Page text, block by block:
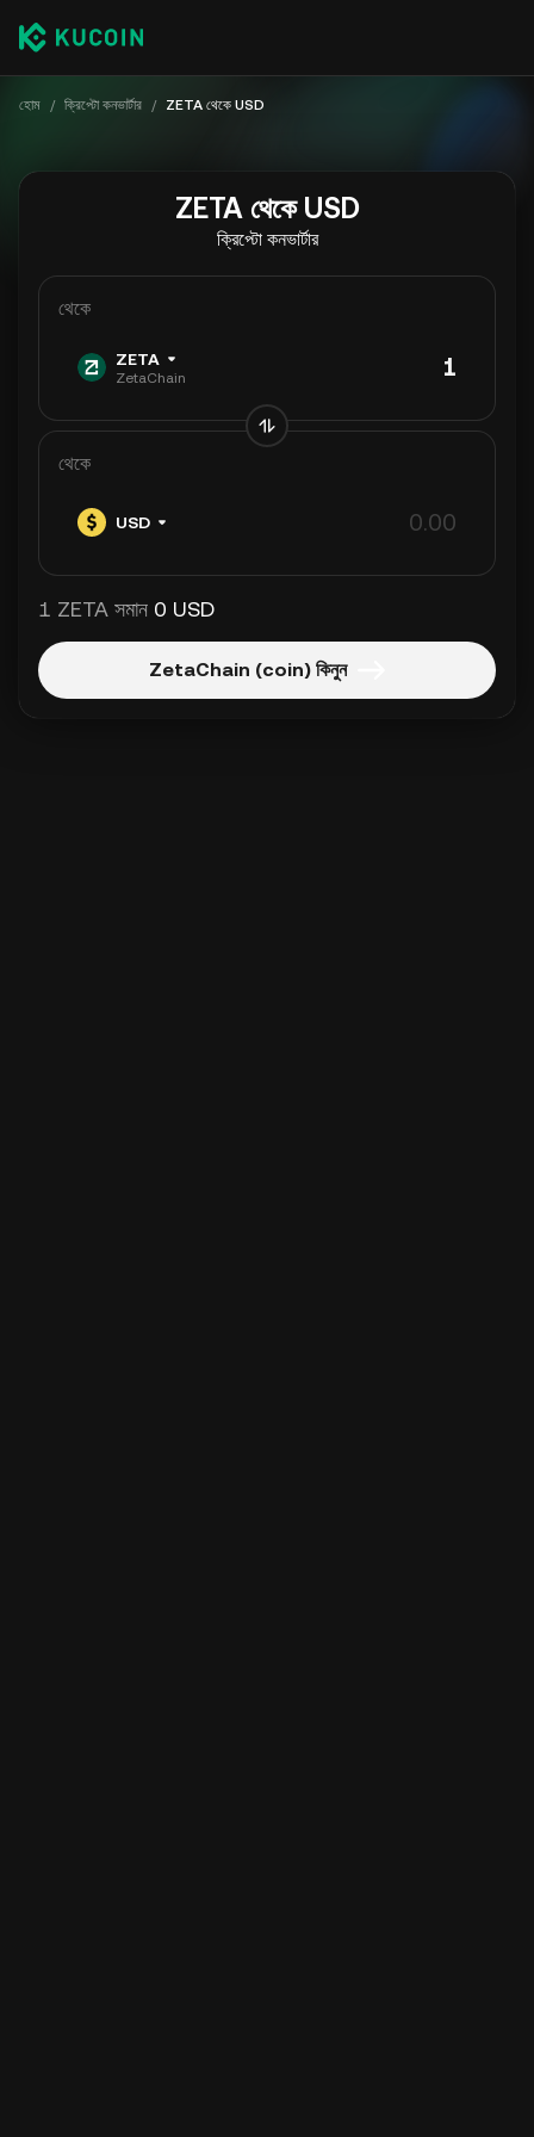
হোম / ক্রিপ্টো কনভার্টার / ZETA থেকে USD
ZETA থেকে USD
ক্রিপ্টো কনভার্টার
থেকে
ZETA
ZetaChain
থেকে
USD
1 ZETA সমান 0 USD
ZetaChain (coin) কিনুন